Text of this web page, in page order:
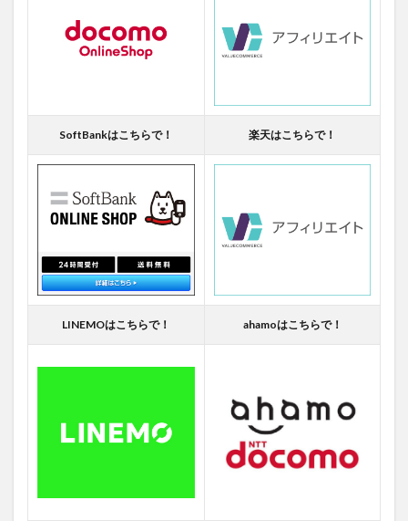
SoftBankはこちらで！ 楽天はこちらで！
LINEMOはこちらで！ ahamoはこちらで！